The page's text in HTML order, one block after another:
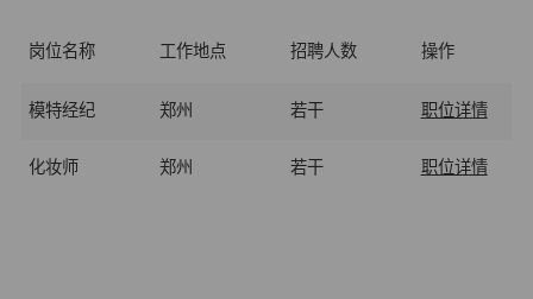
岗位名称 工作地点 招聘人数 操作
模特经纪 郑州 若干 职位详情
化妆师 郑州 若干 职位详情